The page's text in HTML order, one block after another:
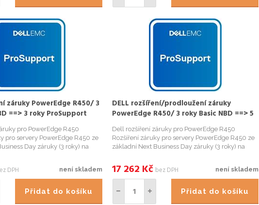
záruky PowerEdge R450/ 3
==> 3 roky ProSupport
od nákupu/ NPOS
pro PowerEdge R450
pro servery PowerEdge R450 ze
Day záruky (3 roky) na
od nákupu. ProSupport Next
není skladem
DPH
Přidat do košíku
DELL rozšíření/prodloužení záruky
PowerEdge R450/ 3 roky Basic NBD ==> 5
let ProSupport NBD/ do 1 měsíce od
nákupu/ NPO
Dell rozšíření záruky pro PowerEdge R450
Rozšíření záruky pro servery PowerEdge R450 ze
základní Next Business Day záruky (3 roky) na
rozšířena do 1 měsíce od nákupu. ProSupport Next
Business Day. Při...
není skladem
17 262 Kč bez DPH
Přidat do košíku